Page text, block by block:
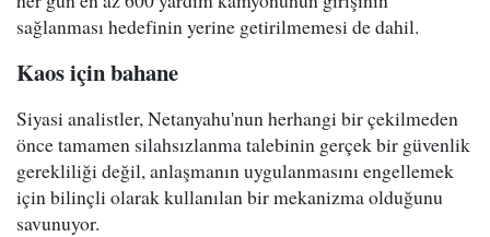
sağlanması hedefinin yerine getirilmemesi de dahil.
Kaos için bahane
Siyasi analistler, Netanyahu'nun herhangi bir çekilmeden
önce tamamen silahsızlanma talebinin gerçek bir güvenlik
gerekliliği değil, anlaşmanın uygulanmasını engellemek
için bilinçli olarak kullanılan bir mekanizma olduğunu
savunuyor.